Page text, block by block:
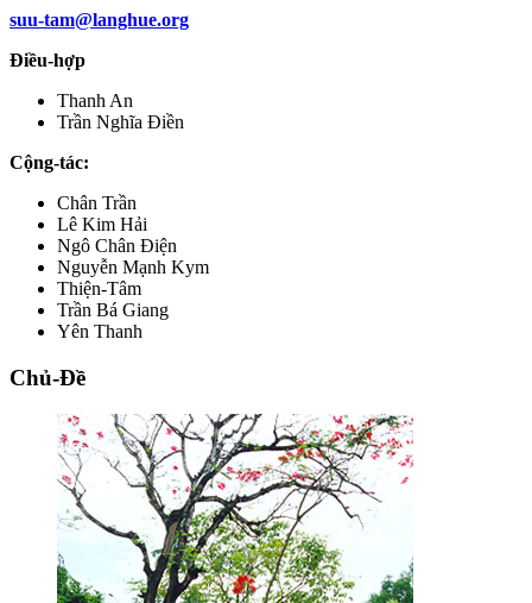
suu-tam@langhue.org
Điều-hợp
Thanh An
Trần Nghĩa Điền
Cộng-tác:
Chân Trần
Lê Kim Hải
Ngô Chân Điện
Nguyễn Mạnh Kym
Thiện-Tâm
Trần Bá Giang
Yên Thanh
Chủ-Đề